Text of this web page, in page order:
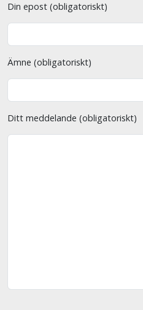
Din epost (obligatoriskt)
Ämne (obligatoriskt)
Ditt meddelande (obligatoriskt)